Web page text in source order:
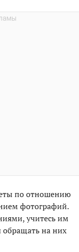
по отношению
фотографий.
учитесь им
обращать на них